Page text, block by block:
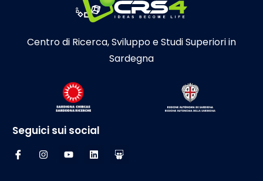
Centro di Ricerca, Sviluppo e Studi Superiori in
Sardegna
Seguici sui social